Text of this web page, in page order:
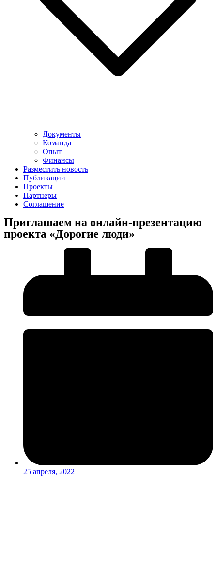
Документы
Команда
Опыт
Финансы
Разместить новость
Публикации
Проекты
Партнеры
Соглашение
Приглашаем на онлайн-презентацию
проекта «Дорогие люди»
25 апреля, 2022